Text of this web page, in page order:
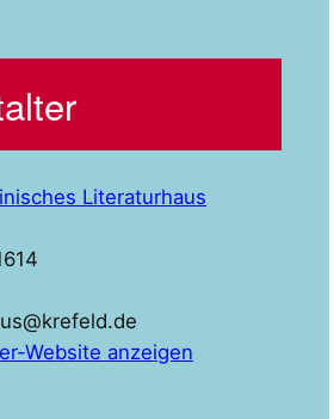
Literaturhaus
Website anzeigen